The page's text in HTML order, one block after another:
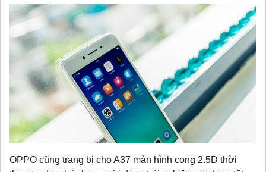
OPPO cũng trang bị cho A37 màn hình cong 2.5D thời